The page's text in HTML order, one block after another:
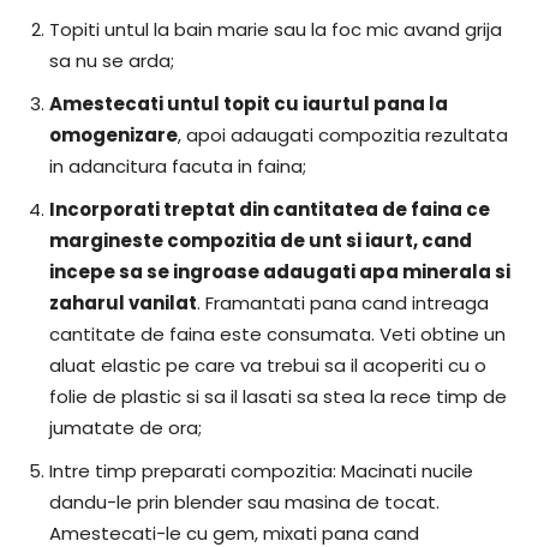
Topiti untul la bain marie sau la foc mic avand grija
sa nu se arda;
Amestecati untul topit cu iaurtul pana la
omogenizare, apoi adaugati compozitia rezultata
in adancitura facuta in faina;
Incorporati treptat din cantitatea de faina ce
margineste compozitia de unt si iaurt, cand
incepe sa se ingroase adaugati apa minerala si
zaharul vanilat. Framantati pana cand intreaga
cantitate de faina este consumata. Veti obtine un
aluat elastic pe care va trebui sa il acoperiti cu o
folie de plastic si sa il lasati sa stea la rece timp de
jumatate de ora;
Intre timp preparati compozitia: Macinati nucile
dandu-le prin blender sau masina de tocat.
Amestecati-le cu gem, mixati pana cand